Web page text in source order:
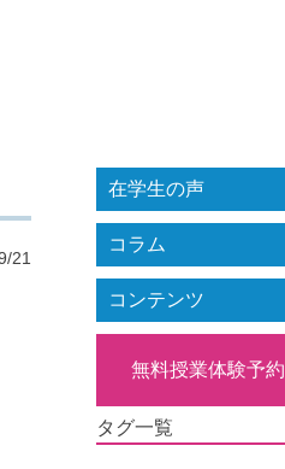
21
在学生の声
コラム
コンテンツ
無料授業体験予約
タグ一覧